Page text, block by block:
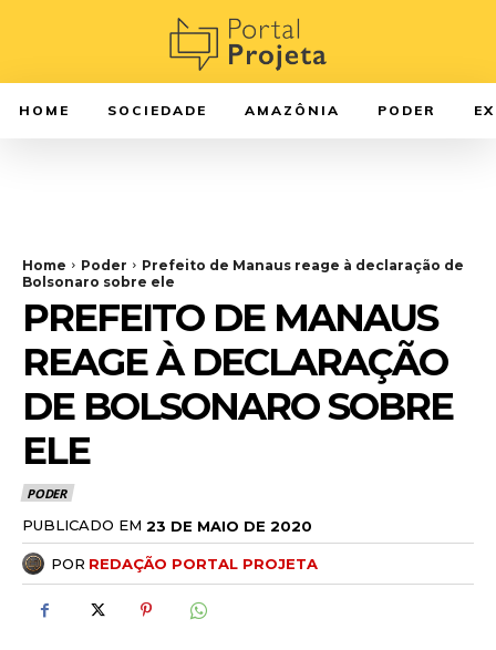
HOME SOCIEDADE AMAZÔNIA PODER
Home Poder
Prefeito de Manaus reage à declaração de
Bolsonaro sobre ele
PREFEITO DE MANAUS
REAGE À DECLARAÇÃO
DE BOLSONARO SOBRE
ELE
PODER
PUBLICADO EM 23 DE MAIO DE 2020
POR REDAÇÃO PORTAL PROJETA